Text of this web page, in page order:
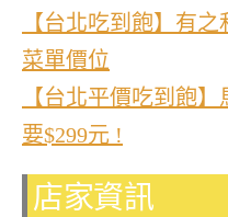
【台北吃到飽】有
菜單價位
【台北平價吃到飽
要$299元 !
店家資訊